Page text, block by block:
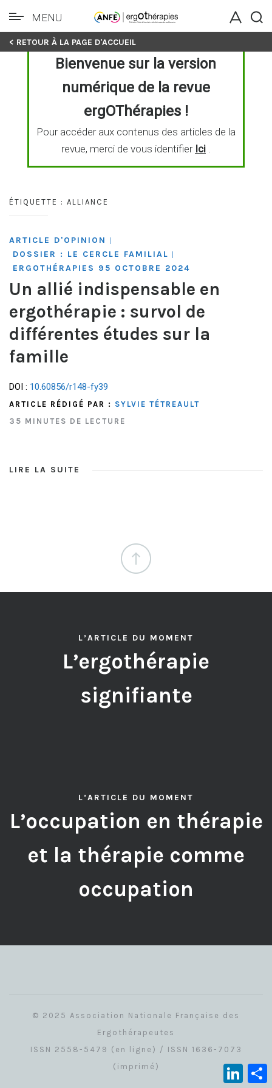
Skip
MENU
< RETOUR À LA PAGE D'ACCUEIL
Bienvenue sur la version
numérique de la revue
ergOThérapies !
Pour accéder aux contenus des articles de la
revue, merci de vous identifier Ici.
ÉTIQUETTE : ALLIANCE
ARTICLE D'OPINION |
DOSSIER : LE CERCLE FAMILIAL |
ERGOTHÉRAPIES 95 OCTOBRE 2024
Un allié indispensable en
ergothérapie : survol de
différentes études sur la
famille
DOI : 10.60856/r148-fy39
ARTICLE RÉDIGÉ PAR : SYLVIE TÉTREAULT
35 MINUTES DE LECTURE
LIRE LA SUITE
L’ARTICLE DU MOMENT
L’ergothérapie
signifiante
L’ARTICLE DU MOMENT
L’occupation en thérapie
et la thérapie comme
occupation
© 2025 Association Nationale Française des
Ergothérapeutes
ISSN 2558-5479 (en ligne) / ISSN 1636-7073
(imprimé)